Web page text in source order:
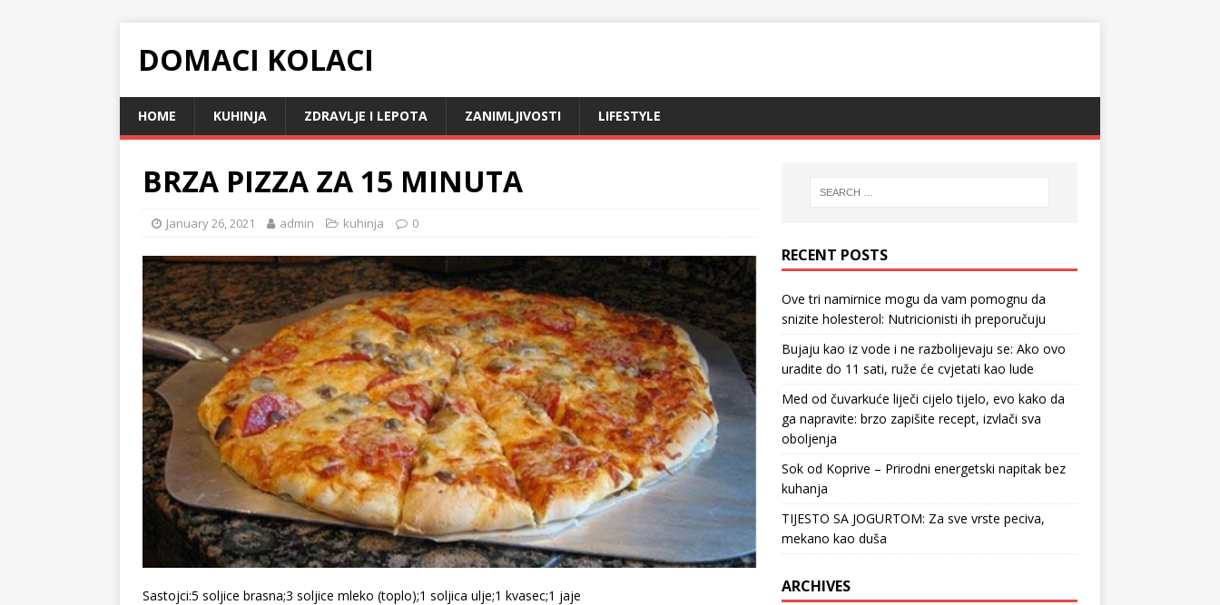
DOMACI KOLACI
HOME KUHINJA ZDRAVLJE I LEPOTA ZANIMLJIVOSTI LIFESTYLE
BRZA PIZZA ZA 15 MINUTA
January 26, 2021 admin kuhinja 0
Sastojci:5 soljice brasna;3 soljice mleko (toplo);1 soljica ulje;1 kvasec;1 jaje
RECENT POSTS
Ove tri namirnice mogu da vam pomognu da
snizite holesterol: Nutricionisti ih preporučuju
Bujaju kao iz vode i ne razbolijevaju se: Ako ovo
uradite do 11 sati, ruže će cvjetati kao lude
Med od čuvarkuće liječi cijelo tijelo, evo kako da
ga napravite: brzo zapišite recept, izvlači sva
oboljenja
Sok od Koprive – Prirodni energetski napitak bez
kuhanja
TIJESTO SA JOGURTOM: Za sve vrste peciva,
mekano kao duša
ARCHIVES